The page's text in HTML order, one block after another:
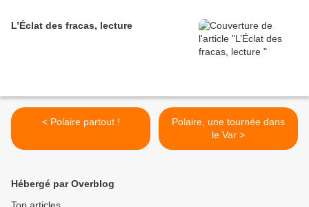
L’Éclat des fracas, lecture
< Polaire partout !
Polaire, une tournée dans
le Var >
Hébergé par Overblog